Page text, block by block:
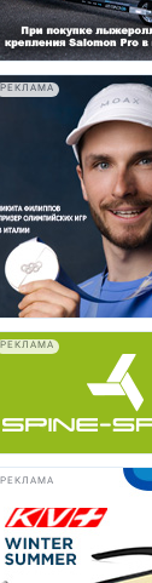
РЕКЛАМА
РЕКЛАМА
РЕКЛАМА